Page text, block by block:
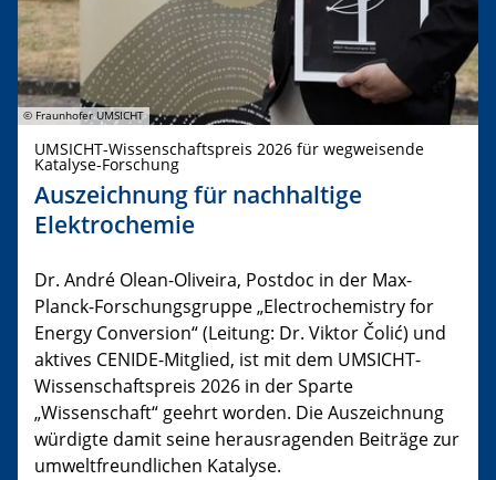
© Fraunhofer UMSICHT
UMSICHT-Wissenschaftspreis 2026 für wegweisende
Katalyse-Forschung
Auszeichnung für nachhaltige
Elektrochemie
Dr. André Olean-Oliveira, Postdoc in der Max-
Planck-Forschungsgruppe „Electrochemistry for
Energy Conversion“ (Leitung: Dr. Viktor Čolić) und
aktives CENIDE-Mitglied, ist mit dem UMSICHT-
Wissenschaftspreis 2026 in der Sparte
„Wissenschaft“ geehrt worden. Die Auszeichnung
würdigte damit seine herausragenden Beiträge zur
umweltfreundlichen Katalyse.